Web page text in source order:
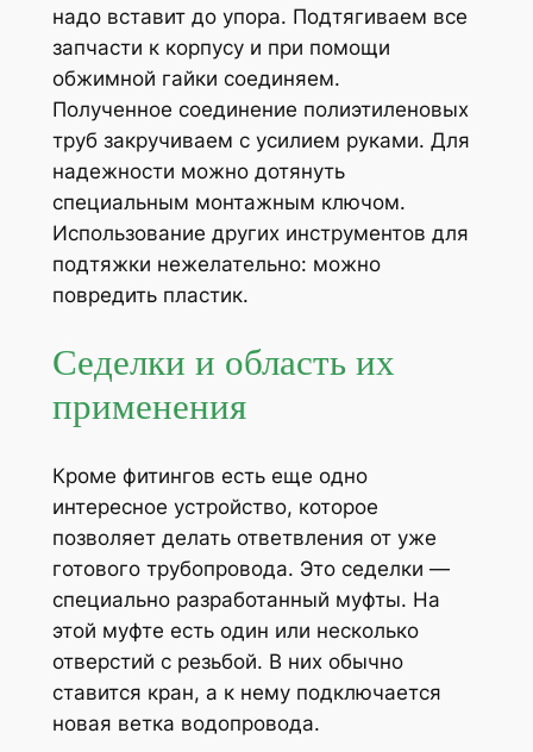
надо вставит до упора. Подтягиваем все
запчасти к корпусу и при помощи
обжимной гайки соединяем.
Полученное соединение полиэтиленовых
труб закручиваем с усилием руками. Для
надежности можно дотянуть
специальным монтажным ключом.
Использование других инструментов для
подтяжки нежелательно: можно
повредить пластик.
Седелки и область их
применения
Кроме фитингов есть еще одно
интересное устройство, которое
позволяет делать ответвления от уже
готового трубопровода. Это седелки —
специально разработанный муфты. На
этой муфте есть один или несколько
отверстий с резьбой. В них обычно
ставится кран, а к нему подключается
новая ветка водопровода.